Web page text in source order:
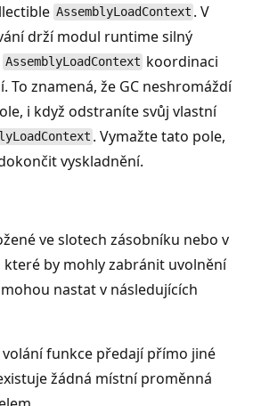
AssemblyLoadContext . V
drží modul runtime silný
AssemblyLoadContext koordinaci
To znamená, že GC neshromáždí
i když odstraníte svůj vlastní
. Vymažte tato pole,
vyskladnění.
ve slotech zásobníku nebo v
by mohly zabránit uvolnění
nastat v následujících
volání funkce předají přímo jiné
žádná místní proměnná